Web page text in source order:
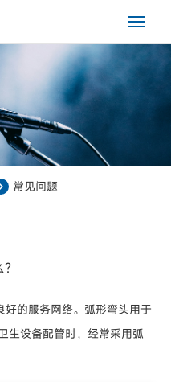
Toggle
常见问题
的服务网络。弧形弯头用于
生设备配管时，经常采用弧